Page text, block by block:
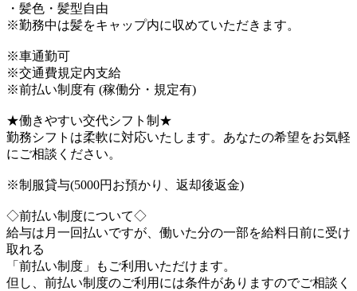
・髪色・髪型自由
※勤務中は髪をキャップ内に収めていただきます。
※車通勤可
※交通費規定内支給
※前払い制度有 (稼働分・規定有)
★働きやすい交代シフト制★
勤務シフトは柔軟に対応いたします。あなたの希望をお気軽
にご相談ください。
※制服貸与(5000円お預かり、返却後返金)
◇前払い制度について◇
給与は月一回払いですが、働いた分の一部を給料日前に受け
取れる
「前払い制度」もご利用いただけます。
但し、前払い制度のご利用には条件がありますのでご相談く